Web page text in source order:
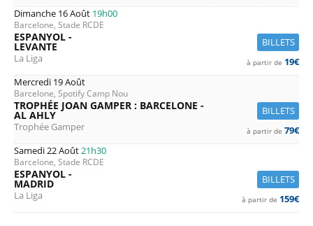
Dimanche 16 Août 19h00
Barcelone, Stade RCDE
BILLETS
ESPANYOL -
LEVANTE
La Liga à partir de 19€
Mercredi 19 Août
Barcelone, Spotify Camp Nou
BILLETS
TROPHÉE JOAN GAMPER : BARCELONE -
AL AHLY
Trophée Gamper à partir de 79€
Samedi 22 Août21h30
Barcelone, Stade RCDE
BILLETS
ESPANYOL -
MADRID
La Liga à partir de 159€